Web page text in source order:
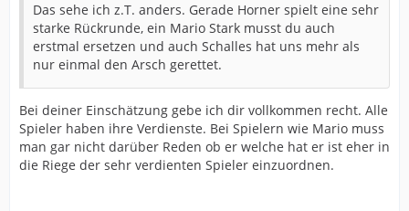
Das sehe ich z.T. anders. Gerade Horner spielt eine sehr
starke Rückrunde, ein Mario Stark musst du auch
erstmal ersetzen und auch Schalles hat uns mehr als
nur einmal den Arsch gerettet.
Bei deiner Einschätzung gebe ich dir vollkommen recht. Alle
Spieler haben ihre Verdienste. Bei Spielern wie Mario muss
man gar nicht darüber Reden ob er welche hat er ist eher in
die Riege der sehr verdienten Spieler einzuordnen.